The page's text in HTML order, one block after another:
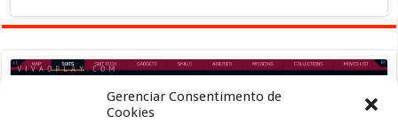
Gerenciar Consentimento de
Cookies